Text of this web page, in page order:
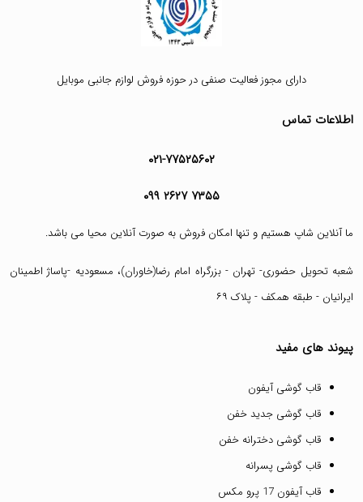
دارای مجوز فعالیت صنفی در حوزه فروش لوازم جانبی موبایل
اطلاعات تماس
۰۲۱-۷۷۵۲۵۶۰۲
۰۹۹ ۲۶۲۷ ۷۳۵۵
ما آنلاین شاپ هستیم و تنها امکان فروش به صورت آنلاین محیا می باشد.
شعبه تحویل حضوری- تهران - بزرگراه امام رضا(خاوران)، مسعودیه -پاساژ اطمینان
ایرانیان - طبقه همکف - پلاک ۶۹
پیوند های مفید
قاب گوشی آیفون
قاب گوشی جدید خفن
قاب گوشی دخترانه خفن
قاب گوشی پسرانه
قاب آیفون 17 پرو مکس